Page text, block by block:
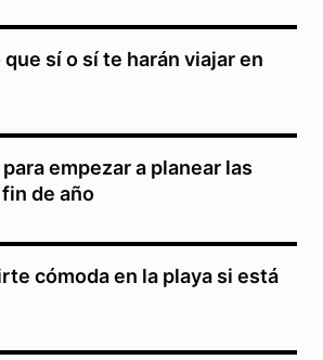
sí o sí te harán viajar en
empezar a planear las
de año
cómoda en la playa si está